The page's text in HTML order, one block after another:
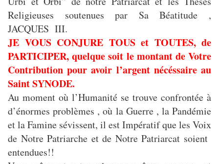
Religieuses soutenues par Sa Béatitude ,
JACQUES III.
JE VOUS CONJURE TOUS et TOUTES, de
PARTICIPER, quelque soit le montant de Votre
Contribution pour avoir l’argent nécéssaire au
Saint SYNODE.
Au moment où l’Humanité se trouve confrontée à
d’énormes problèmes , où la Guerre , la Pandémie
et la Famine sévissent, il est Impératif que les Voix
de Notre Patriarche et de Notre Patriarcat soient
entendues!!